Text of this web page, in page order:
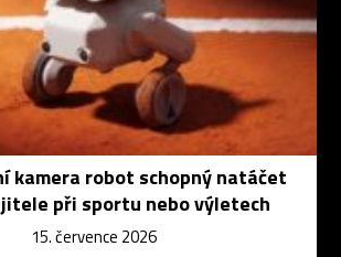
kamera robot schopný natáčet
při sportu nebo výletech
15. července 2026